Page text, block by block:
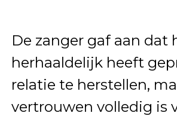
De zanger gaf aan dat
herhaaldelijk heeft
relatie te herstellen,
vertrouwen volledig is